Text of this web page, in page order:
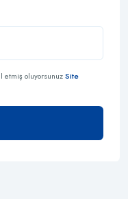
etmiş oluyorsunuzSite